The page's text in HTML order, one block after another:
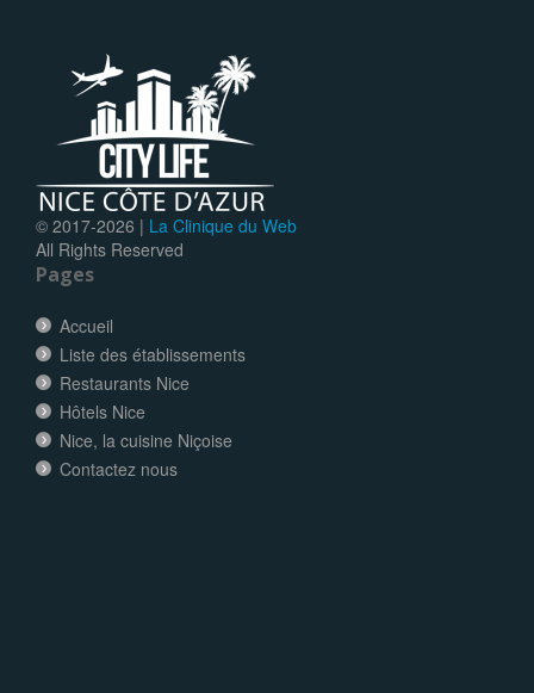
© 2017-2026 | La Clinique du Web
All Rights Reserved
Pages
Accueil
Liste des établissements
Restaurants Nice
Hôtels Nice
Nice, la cuisine Niçoise
Contactez nous